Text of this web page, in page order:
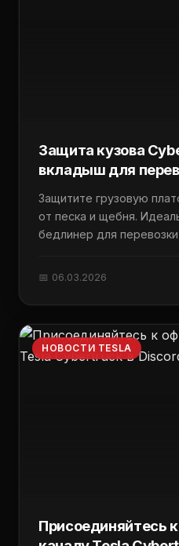
Защита кузова
вкладыш для
Защитите грузовую
от песка и щебня.
бедлинер для
📅 06.03.2026
НОВОСТИ TESLA
Присоединяйтесь